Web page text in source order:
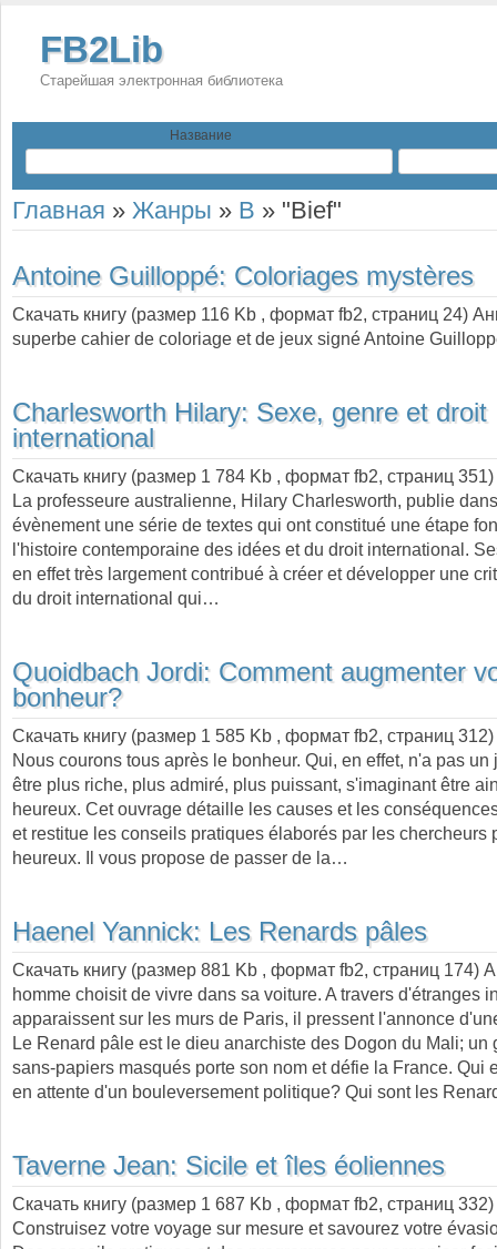
FB2Lib
Старейшая электронная библиотека
Название
Главная » Жанры » B » "Bief"
Antoine Guilloppé: Coloriages mystères
Скачать книгу (размер 116 Kb , формат fb2, страниц 24)
superbe cahier de coloriage et de jeux signé Antoine
Charlesworth Hilary: Sexe, genre et droit
international
Скачать книгу (размер 1 784 Kb , формат fb2, страниц 351
La professeure australienne, Hilary Charlesworth, publie
évènement une série de textes qui ont constitué une étape
l'histoire contemporaine des idées et du droit international.
en effet très largement contribué à créer et développer une
du droit international qui…
Quoidbach Jordi: Comment augmenter
bonheur?
Скачать книгу (размер 1 585 Kb , формат fb2, страниц 312
Nous courons tous après le bonheur. Qui, en effet, n'a pas un
être plus riche, plus admiré, plus puissant, s'imaginant être
heureux. Cet ouvrage détaille les causes et les
et restitue les conseils pratiques élaborés par les chercheurs
heureux. Il vous propose de passer de la…
Haenel Yannick: Les Renards pâles
Скачать книгу (размер 881 Kb , формат fb2, страниц 174)
homme choisit de vivre dans sa voiture. A travers d'étranges
apparaissent sur les murs de Paris, il pressent l'annonce
Le Renard pâle est le dieu anarchiste des Dogon du Mali; un
sans-papiers masqués porte son nom et défie la France. Qui
en attente d'un bouleversement politique? Qui sont les
Taverne Jean: Sicile et îles éoliennes
Скачать книгу (размер 1 687 Kb , формат fb2, страниц 332
Construisez votre voyage sur mesure et savourez votre